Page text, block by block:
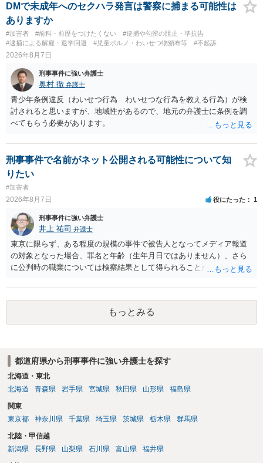
DMで未成年へのセクハラ発言は警察に捕まる可能性は
ありますか
#加害者 #前科・前歴をつけたくない
#逮捕や勾留の阻止・準抗告
#逮捕による解雇・退学回避
#児童ポルノ・わいせつ物頒布等 #不起訴
2026年8月7日
刑事事件に強い弁護士
奥村 徹 弁護士
青少年条例違反（わいせつ行為 わいせつな行為を教える行為）が検
討されると思いますが、地域性があるので、地元の弁護士に条例を調
べてもらう必要があります。
刑事事件で名前がネット公開される可能性について知
りたい
#加害者
2026年8月7日 役にたった 1
刑事事件に強い弁護士
井上 祐司 弁護士
東京に限らず、ある程度の規模の事件で被告人となってメディア報道
の対象となった場合、罪名と年齢（生年月日ではありません）、さら
に公判時の職業については検察結果として得られることが通常です。
もっとみる
都道府県から刑事事件に強い弁護士を探す
北海道・東北
北海道
青森県 岩手県 宮城県 秋田県 山形県 福島県
関東
東京都
神奈川県 千葉県 埼玉県 茨城県 栃木県 群馬県
北陸・甲信越
新潟県
長野県 山梨県 石川県 富山県 福井県